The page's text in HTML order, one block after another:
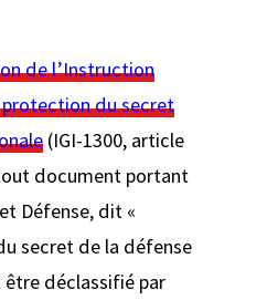
de l’Instruction
du secret
(IGI-1300, article
document portant
Défense, dit «
secret de la défense
déclassifié par